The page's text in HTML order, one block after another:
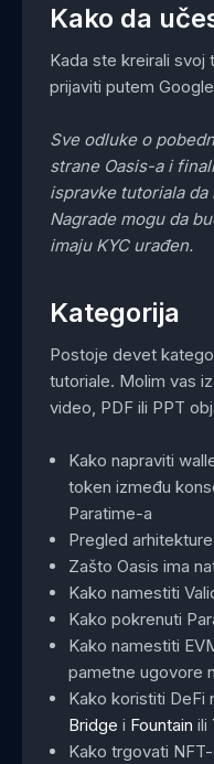
Kako da
Kada ste kreirali svoj
prijaviti putem
Sve odluke o
strane Oasis-a i
ispravke tutoriala
Nagrade mogu da
imaju KYC urađen.
Kategorija
Postoje devet
tutoriale. Molim vas
video, PDF ili PPT
Kako napraviti
token između
Paratime-a
Pregled
Zašto Oasis ima
Kako namestiti
Kako pokrenuti
Kako namestiti
pametne ugovore
Kako koristiti
Bridge i Fountainili
Kako trgovati